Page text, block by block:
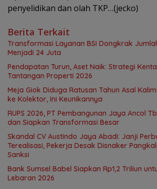
penyelidikan dan olah TKP…(jecko)
Berita Terkait
Transformasi Layanan BSI Dongkrak
Menjadi 24 Juta
Pendapatan Turun, Aset Naik: Strategi
Tantangan Properti 2026
Meja Giok Diduga Ratusan Tahun Asal
RUPS 2026, PT Pembangunan Jaya Ancol
dan Siapkan Transformasi Besar
Skandal CV Austindo Jaya Abadi: Janji
Terealisasi, Pekerja Desak Disnaker
Sanksi
Bank Sumsel Babel Siapkan Rp1,2 Triliun
Lebaran 2026